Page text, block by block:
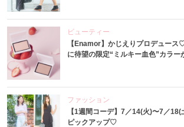
ビューティー
【Enamor】かじえりプロデュー
に待望の限定“ミルキー血色”カラー
ファッション
【1週間コーデ】7／14(火)〜7／
ピックアップ♡